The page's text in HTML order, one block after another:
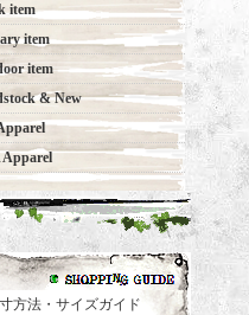
item
item
& New
方法・サイズガイド